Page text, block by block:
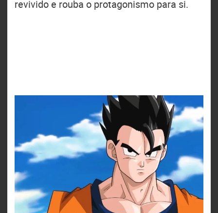
revivido e rouba o protagonismo para si.